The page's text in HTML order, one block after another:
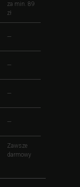
za min. 89
zł
—
—
—
—
Zawsze
darmowy